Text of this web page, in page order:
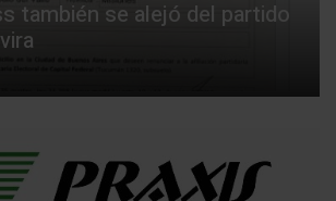
también se alejó del partido